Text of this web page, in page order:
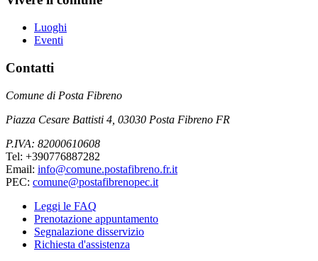
Luoghi
Eventi
Contatti
Comune di Posta Fibreno
Piazza Cesare Battisti 4, 03030 Posta Fibreno FR
P.IVA: 82000610608
Tel: +390776887282
Email: info@comune.postafibreno.fr.it
PEC: comune@postafibrenopec.it
Leggi le FAQ
Prenotazione appuntamento
Segnalazione disservizio
Richiesta d'assistenza